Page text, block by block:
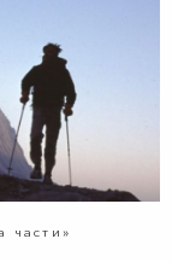
части»